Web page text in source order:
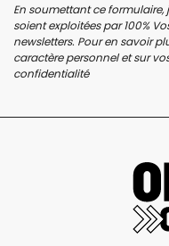
En soumettant ce
soient exploitées par 100%
newsletters. Pour en savoir
caractère personnel et sur
confidentialité